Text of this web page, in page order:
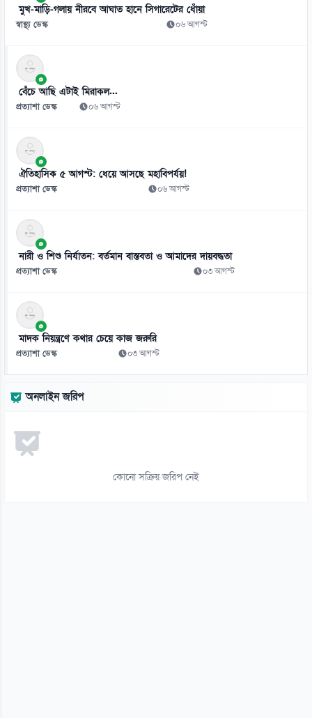
চার বিভাগ ও মন্ত্রণালয়ে নতুন সচিব নিয়োগ ও পদায়ন
০৬ আগস্ট
৮
স্কুলে ভর্তিতে প্রথম শ্রেণি লটারিতে ও দ্বিতীয় থেকে নবম পর্যন্ত দিতে হবে
পরীক্ষা
০৬ আগস্ট
দরপত্র ছাড়াই বিআরটিসির চার্জিং স্টেশন ও অবকাঠামো নির্মাণের সিদ্ধান্ত
০৬ আগস্ট
০৬ আগস্ট
১১
১২
ভিনিসিয়ুসকে ‘হুমকি’ দিয়ে সুর নরম রিয়ালের, আর্সেনালের নতুন প্রস্তাব
০৬ আগস্ট
১৩
১৪
ইয়েমেনে সামরিক শিবিরে ভয়াবহ হামলা, নিহত ৩০
মুখ-মাড়ি-গলায় নীরবে আঘাত হানে সিগারেটের ধোঁয়া
স্বাস্থ্য ডেস্ক ০৬ আগস্ট
বেঁচে আছি এটাই মিরাকল...
প্রত্যাশা ডেস্ক ০৬ আগস্ট
ঐতিহাসিক ৫ আগস্ট: ধেয়ে আসছে মহাবিপর্যয়!
প্রত্যাশা ডেস্ক ০৬ আগস্ট
নারী ও শিশু নির্যাতন: বর্তমান বাস্তবতা ও আমাদের দায়বদ্ধতা
প্রত্যাশা ডেস্ক ০৩ আগস্ট
মাদক নিয়ন্ত্রণে কথার চেয়ে কাজ জরুরি
প্রত্যাশা ডেস্ক ০৩ আগস্ট
অনলাইন জরিপ
কোনো সক্রিয় জরিপ নেই